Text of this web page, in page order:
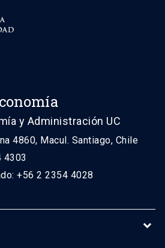
y Administración UC
4860, Macul. Santiago, Chile
4303
+56 2 2354 4028